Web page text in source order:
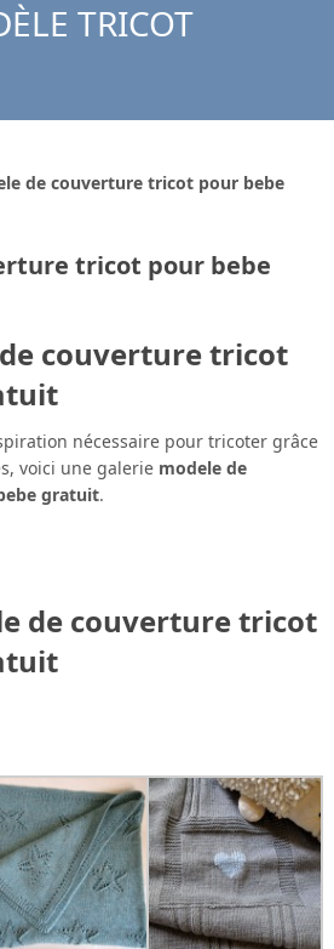
TRICOT
de couverture tricot pour bebe
tricot pour bebe
couverture tricot
nécessaire pour tricoter grâce
voici une galerie modele de
gratuit.
de couverture tricot